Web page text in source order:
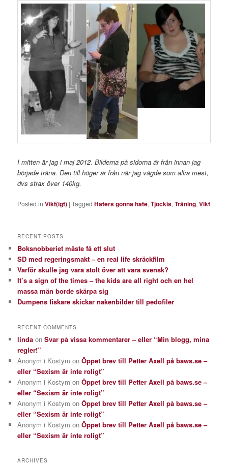
I mitten är jag i maj 2012. Bilderna på sidorna är från innan jag
började träna. Den till höger är från när jag vägde som allra mest,
dvs strax över 140kg.
Posted in Vikt(igt) |Tagged Haters gonna hate,Tjockis,Träning,Vikt
RECENT POSTS
Boksnobberiet måste få ett slut
SD med regeringsmakt – en real life skräckfilm
Varför skulle jag vara stolt över att vara svensk?
It’s a sign of the times – the kids are all right och en hel
massa män borde skärpa sig
Dumpens fiskare skickar nakenbilder till pedofiler
RECENT COMMENTS
linda onSvar på vissa kommentarer – eller “Min blogg, mina
regler!”
Anonym i Kostym onÖppet brev till Petter Axell på baws.se –
eller “Sexism är inte roligt”
Anonym i Kostym onÖppet brev till Petter Axell på baws.se –
eller “Sexism är inte roligt”
Anonym i Kostym onÖppet brev till Petter Axell på baws.se –
eller “Sexism är inte roligt”
Anonym i Kostym onÖppet brev till Petter Axell på baws.se –
eller “Sexism är inte roligt”
ARCHIVES